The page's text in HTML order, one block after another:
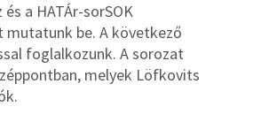
a HATÁr-sorSOK
be. A következő
foglalkozunk. A sorozat
melyek Löfkovits